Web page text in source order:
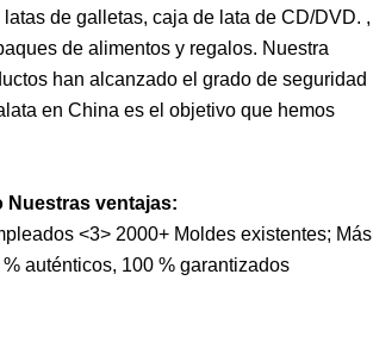
de galletas, caja de lata de CD/DVD. ,
de alimentos y regalos. Nuestra
han alcanzado el grado de seguridad
en China es el objetivo que hemos
Nuestras ventajas:
<3> 2000+ Moldes existentes; Más
auténticos, 100 % garantizados